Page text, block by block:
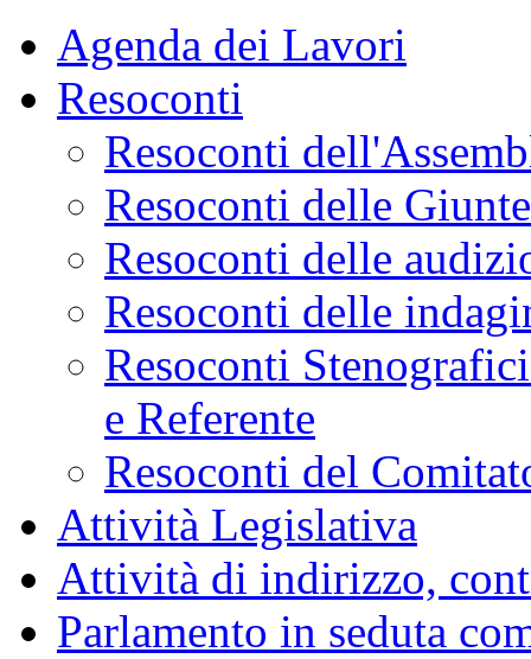
Agenda dei Lavori
Resoconti
Resoconti
Resoconti delle
Resoconti delle
Resoconti delle
Resoconti
e Referente
Resoconti del
Attività Legislativa
Attività di indirizzo,
Parlamento in seduta